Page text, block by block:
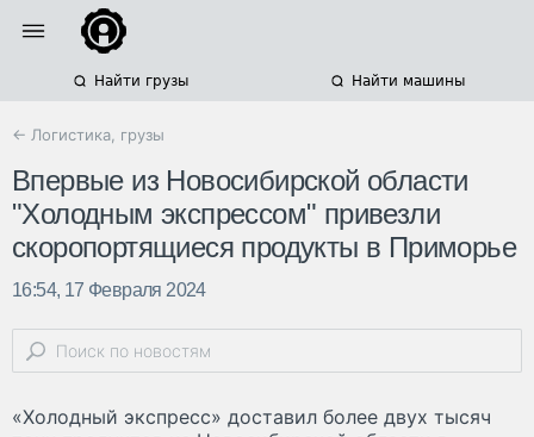
Найти грузы Найти машины
← Логистика, грузы
Впервые из Новосибирской области
"Холодным экспрессом" привезли
скоропортящиеся продукты в Приморье
16:54, 17 Февраля 2024
«Холодный экспресс» доставил более двух тысяч